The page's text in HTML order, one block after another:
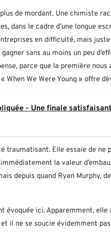
de mordant. Une chimiste
dans le cadre d’une longue
en difficulté, mais
sans au moins un peu
parce que la première
When We Were Young » offre
- Une finale
traumatisant. Elle essaie de ne
la valeur
depuis quand Ryan Murphy,
ici. Apparemment, elle
il ne se soucie évidemment